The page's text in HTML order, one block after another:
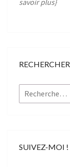
savoir plus}
RECHERCHER
Rechercher :
SUIVEZ-MOI !